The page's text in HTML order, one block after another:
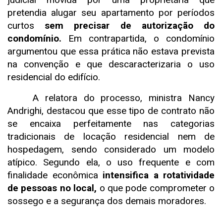
pretendia alugar seu apartamento por períodos
curtos sem precisar de autorização do
condomínio. Em contrapartida, o condomínio
argumentou que essa prática não estava prevista
na convenção e que descaracterizaria o uso
residencial do edifício.
A relatora do processo, ministra Nancy
Andrighi, destacou que esse tipo de contrato não
se encaixa perfeitamente nas categorias
tradicionais de locação residencial nem de
hospedagem, sendo considerado um modelo
atípico. Segundo ela, o uso frequente e com
finalidade econômica intensifica a rotatividade
de pessoas no local, o que pode comprometer o
sossego e a segurança dos demais moradores.